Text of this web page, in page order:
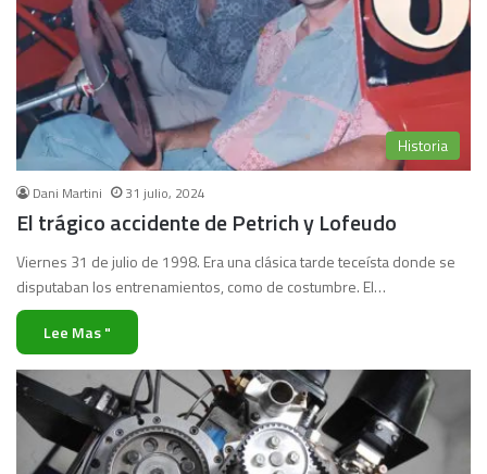
Historia
Dani Martini 31 julio, 2024
El trágico accidente de Petrich y Lofeudo
Viernes 31 de julio de 1998. Era una clásica tarde teceísta donde se
disputaban los entrenamientos, como de costumbre. El…
Lee Mas "